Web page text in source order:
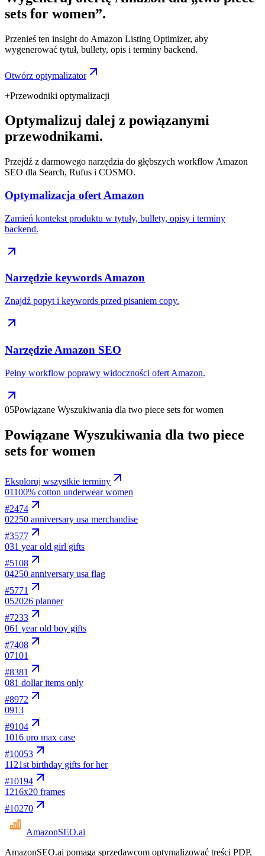
sets for women”.
Przenieś ten insight do Amazon Listing Optimizer, aby
wygenerować tytuł, bullety, opis i terminy backend.
Otwórz optymalizator
+Przewodniki optymalizacji
Optymalizuj dalej z powiązanymi
przewodnikami.
Przejdź z darmowego narzędzia do głębszych workflow Amazon
SEO dla Search, Rufus i COSMO.
Optymalizacja ofert Amazon
Zamień kontekst produktu w tytuły, bullety, opisy i terminy
backend.
Narzędzie keywords Amazon
Znajdź popyt i keywords przed pisaniem copy.
Narzędzie Amazon SEO
Pełny workflow poprawy widoczności ofert Amazon.
05Powiązane Wyszukiwania dla two piece sets for women
Powiązane Wyszukiwania dla two piece
sets for women
Eksploruj wszystkie terminy
01100% cotton underwear women
#2474
02250 anniversary usa merchandise
#3577
031 year old girl gifts
#5108
04250 anniversary usa flag
#5771
052026 planner
#7233
061 year old boy gifts
#7408
07101
#8381
081 dollar items only
#8972
0913
#9104
1016 pro max case
#10053
1121st birthday gifts for her
#10194
1216x20 frames
#10270
AmazonSEO.ai
AmazonSEO.ai pomaga sprzedawcom optymalizować treści PDP,